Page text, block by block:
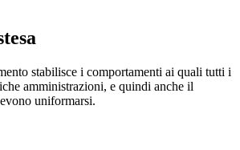
stabilisce i comportamenti ai quali tutti i
amministrazioni, e quindi anche il
uniformarsi.